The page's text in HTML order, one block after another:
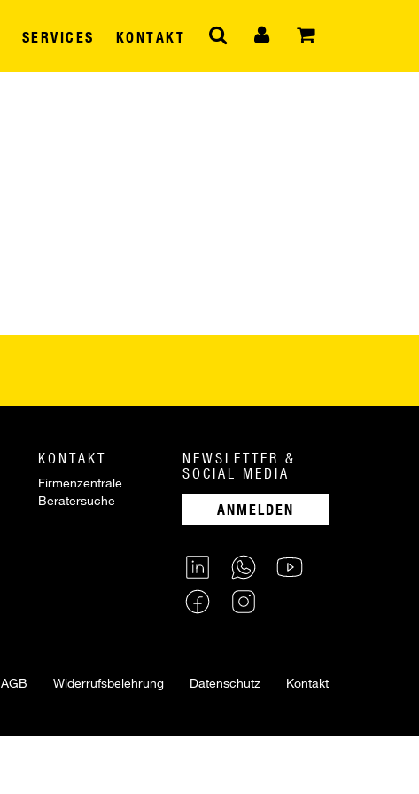
SERVICES KONTAKT
KONTAKT
Firmenzentrale
Beratersuche
NEWSLETTER &
SOCIAL MEDIA
ANMELDEN
AGB Widerrufsbelehrung Datenschutz Kontakt